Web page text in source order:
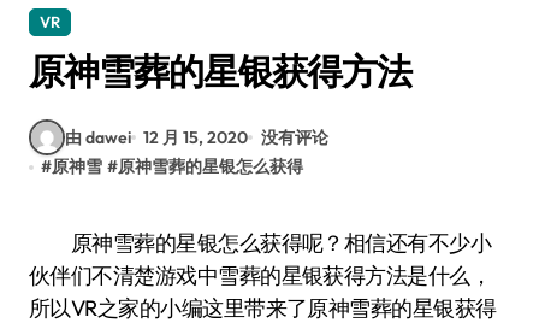
VR
原神雪葬的星银获得方法
由 dawei 12 月 15, 2020 没有评论
#原神雪 #原神雪葬的星银怎么获得
原神雪葬的星银怎么获得呢？相信还有不少小
伙伴们不清楚游戏中雪葬的星银获得方法是什么，
所以VR之家的小编这里带来了原神雪葬的星银获得